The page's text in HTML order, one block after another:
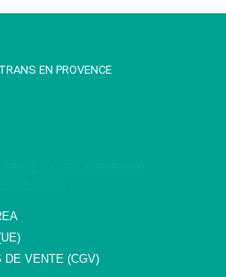
EN PROVENCE
DE VENTE (CGV)